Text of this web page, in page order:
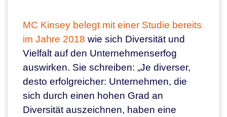
MC Kinsey belegt mit einer Studie bereits
im Jahre 2018 wie sich Diversität und
Vielfalt auf den Unternehmenserfog
auswirken. Sie schreiben: „Je diverser,
desto erfolgreicher: Unternehmen, die
sich durch einen hohen Grad an
Diversität auszeichnen, haben eine